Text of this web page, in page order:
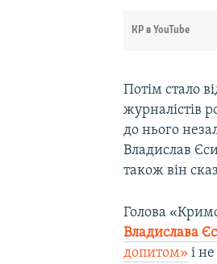
КР в YouTube
Потім стало
журналістів
до нього
Владислав
також він
Голова
Владислава
допитом» і